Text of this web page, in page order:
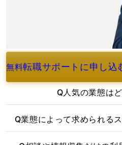
無料転職サポートに申し込
よくあるご質問
Q人気の業態は
Q業態によって求められる